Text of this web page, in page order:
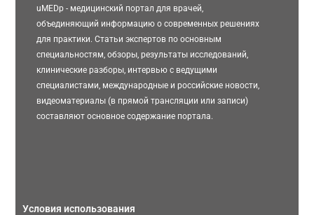
uMEDp - медицинский портал для врачей,
объединяющий информацию о современных решениях
для практики. Статьи экспертов по основным
специальностям, обзоры, результаты исследований,
клинические разборы, интервью с ведущими
специалистами, международные и российские новости,
видеоматериалы (в прямой трансляции или записи)
составляют основное содержание портала.
Условия использования